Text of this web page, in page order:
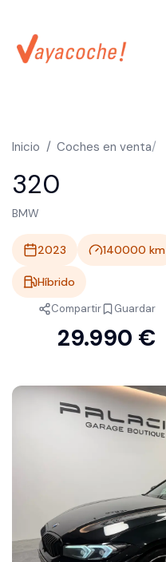
Inicio Coches en venta
320
BMW
2023 140000 km
Híbrido
Compartir Guardar
29.990 €